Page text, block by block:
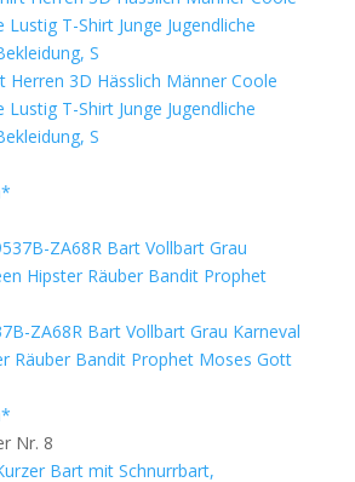
Herren 3D Hässlich Männer Coole
T-Shirt Junge Jugendliche
S
ZA68R Bart Vollbart Grau Karneval
Räuber Bandit Prophet Moses Gott
Nr. 8